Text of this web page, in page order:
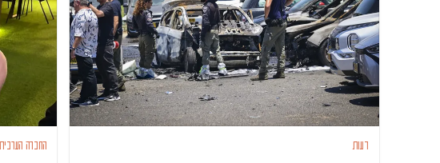
דעות החברה הערבית